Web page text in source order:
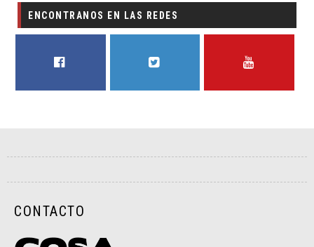
ENCONTRANOS EN LAS REDES
CONTACTO